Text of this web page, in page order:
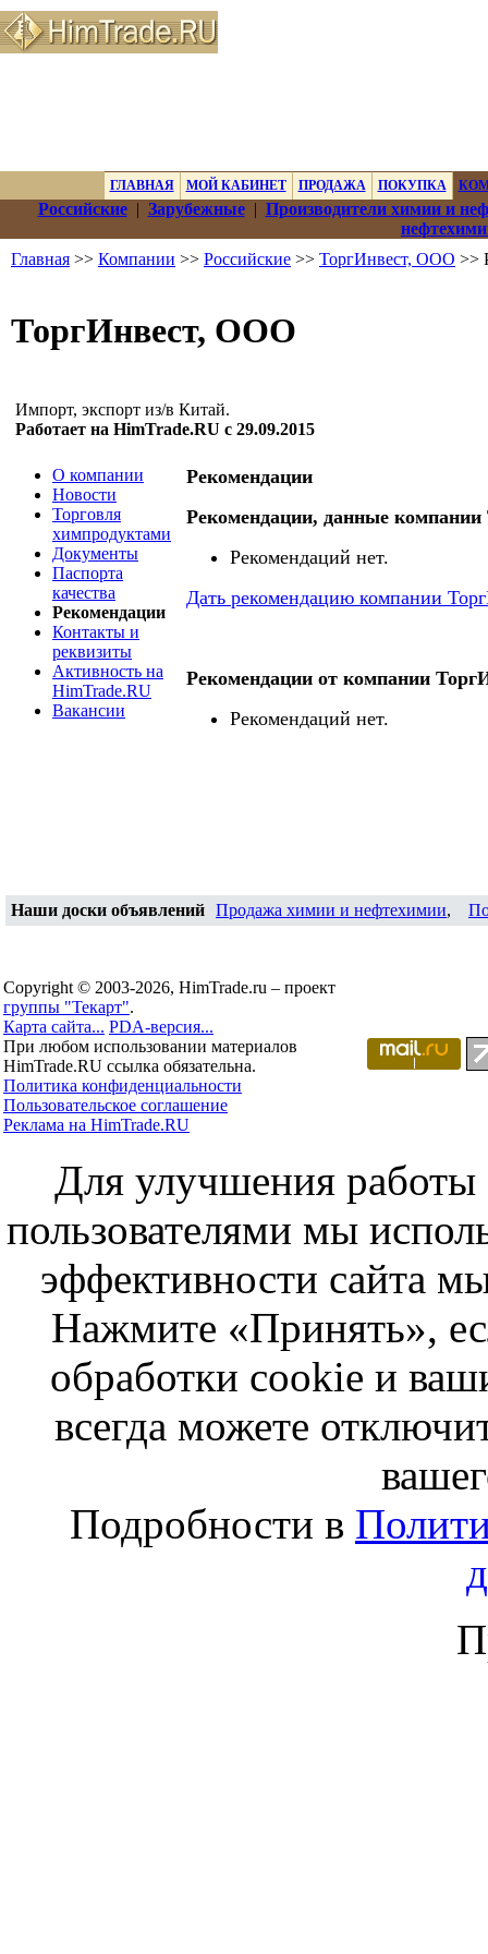
ГЛАВНАЯ МОЙ КАБИНЕТ ПРОДАЖА ПОКУПКА
Российские| Зарубежные| Производители химии и
Главная >> Компании >> Российские >> ТоргИнвест, ООО >>
ТоргИнвест, ООО
Импорт, экспорт из/в Китай.
Работает на HimTrade.RU с 29.09.2015
О компании
Новости
Торговля
химпродуктами
Документы
Паспорта
качества
Рекомендации
Контакты и
реквизиты
Активность на
HimTrade.RU
Вакансии
Рекомендации
Рекомендации, данные
Рекомендаций нет.
Дать рекомендацию компании
Рекомендации от компании
Рекомендаций нет.
Наши доски объявлений Продажа химии и нефтехимии,
Copyright © 2003-2026, HimTrade.ru – проект
группы "Текарт".
Карта сайта... PDA-версия...
При любом использовании материалов
HimTrade.RU ссылка обязательна.
Политика конфиденциальности
Пользовательское соглашение
Реклама на HimTrade.RU
Для улучшения работы
пользователями мы
эффективности сайта
Нажмите «Принять»,
обработки cookie и
всегда можете
Подробности в